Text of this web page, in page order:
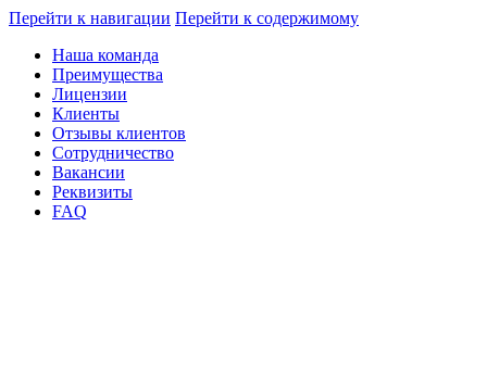
Перейти к навигации Перейти к содержимому
Наша команда
Преимущества
Лицензии
Клиенты
Отзывы клиентов
Сотрудничество
Вакансии
Реквизиты
FAQ